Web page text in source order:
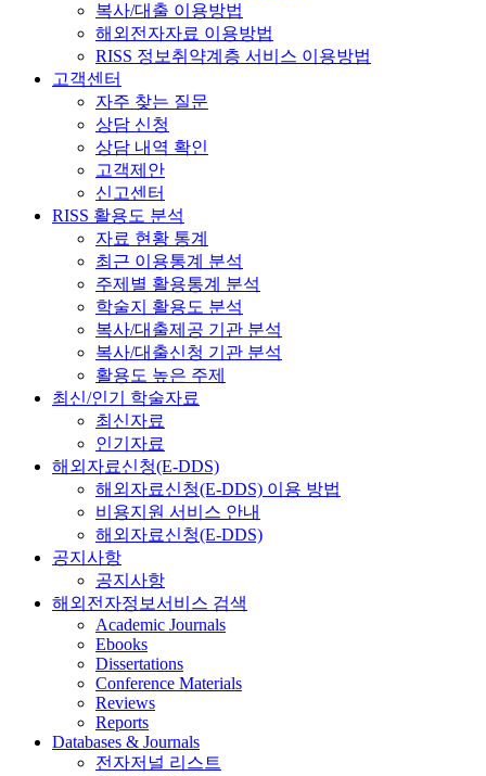
복사/대출 이용방법
해외전자자료 이용방법
RISS 정보취약계층 서비스 이용방법
고객센터
자주 찾는 질문
상담 신청
상담 내역 확인
고객제안
신고센터
RISS 활용도 분석
자료 현황 통계
최근 이용통계 분석
주제별 활용통계 분석
학술지 활용도 분석
복사/대출제공 기관 분석
복사/대출신청 기관 분석
활용도 높은 주제
최신/인기 학술자료
최신자료
인기자료
해외자료신청(E-DDS)
해외자료신청(E-DDS) 이용 방법
비용지원 서비스 안내
해외자료신청(E-DDS)
공지사항
공지사항
해외전자정보서비스 검색
Academic Journals
Ebooks
Dissertations
Conference Materials
Reviews
Reports
Databases & Journals
전자저널 리스트